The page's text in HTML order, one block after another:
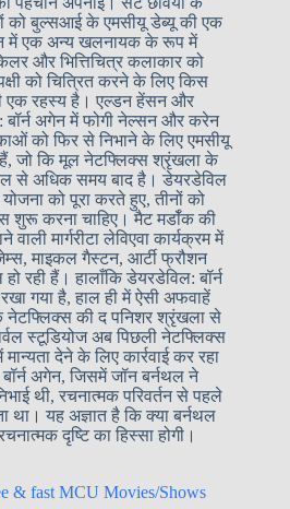
को बुल्सआई के एमसीयू डेब्यू की एक
में एक अन्य खलनायक के रूप में
और भित्तिचित्र कलाकार को
को चित्रित करने के लिए किस
एक रहस्य है। एल्डन हेंसन और
बॉर्न अगेन में फोगी नेल्सन और करेन
को फिर से निभाने के लिए एमसीयू
जो कि मूल नेटफ्लिक्स श्रृंखला के
से अधिक समय बाद है। डेयरडेविल
को पूरा करते हुए, तीनों को
शुरू करना चाहिए। मैट मर्डॉक की
मार्गरीटा लेविएवा कार्यक्रम में
माइकल गैस्टन, आर्टी फ्रौशन
रही हैं। हालाँकि डेयरडेविल: बॉर्न
गया है, हाल ही में ऐसी अफवाहें
नेटफ्लिक्स की द पनिशर श्रृंखला से
स्टूडियोज अब पिछली नेटफ्लिक्स
देने के लिए कार्रवाई कर रहा
अगेन, जिसमें जॉन बर्नथल ने
थी, रचनात्मक परिवर्तन से पहले
था। यह अज्ञात है कि क्या बर्नथल
दृष्टि का हिस्सा होगी।
& fast MCU Movies/Shows